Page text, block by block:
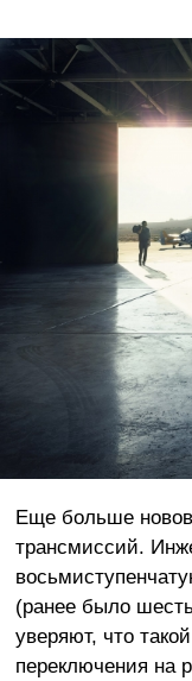
Еще больше
трансмиссий.
(ранее было
уверяют, что
переключения на